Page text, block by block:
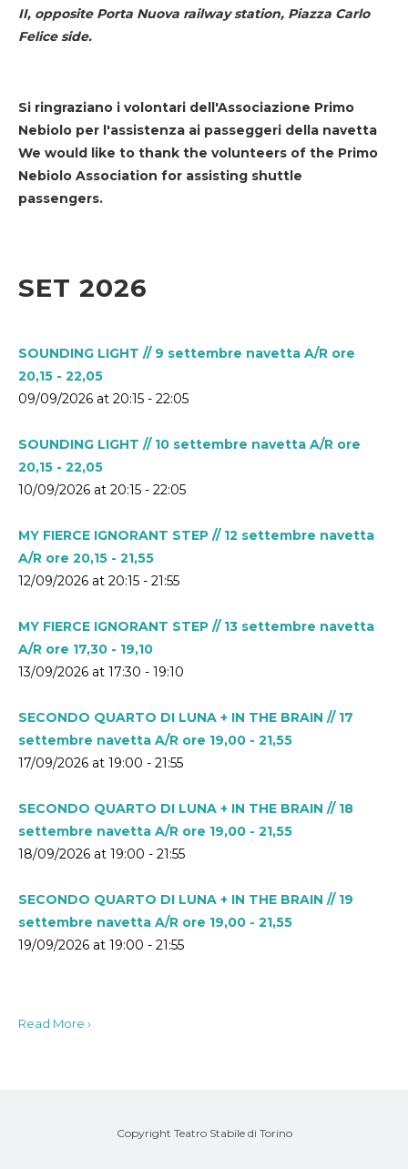
II, opposite Porta Nuova railway station, Piazza Carlo
Felice side.
Si ringraziano i volontari dell'Associazione Primo
Nebiolo per l'assistenza ai passeggeri della navetta
We would like to thank the volunteers of the Primo
Nebiolo Association for assisting shuttle
passengers.
SET 2026
SOUNDING LIGHT // 9 settembre navetta A/R ore
20,15 - 22,05
09/09/2026 at 20:15 - 22:05
SOUNDING LIGHT // 10 settembre navetta A/R ore
20,15 - 22,05
10/09/2026 at 20:15 - 22:05
MY FIERCE IGNORANT STEP // 12 settembre navetta
A/R ore 20,15 - 21,55
12/09/2026 at 20:15 - 21:55
MY FIERCE IGNORANT STEP // 13 settembre navetta
A/R ore 17,30 - 19,10
13/09/2026 at 17:30 - 19:10
SECONDO QUARTO DI LUNA + IN THE BRAIN // 17
settembre navetta A/R ore 19,00 - 21,55
17/09/2026 at 19:00 - 21:55
SECONDO QUARTO DI LUNA + IN THE BRAIN // 18
settembre navetta A/R ore 19,00 - 21,55
18/09/2026 at 19:00 - 21:55
SECONDO QUARTO DI LUNA + IN THE BRAIN // 19
settembre navetta A/R ore 19,00 - 21,55
19/09/2026 at 19:00 - 21:55
Read More ›
Copyright Teatro Stabile di Torino